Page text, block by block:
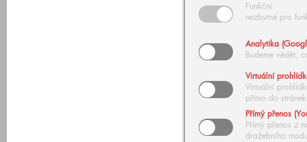
Funkční
nezbytné pro
Analytika
Budeme vědět,
Virtuální
Virtuální
přímo do stránek
Přímý přenos
Přímý přenos z
dražebního